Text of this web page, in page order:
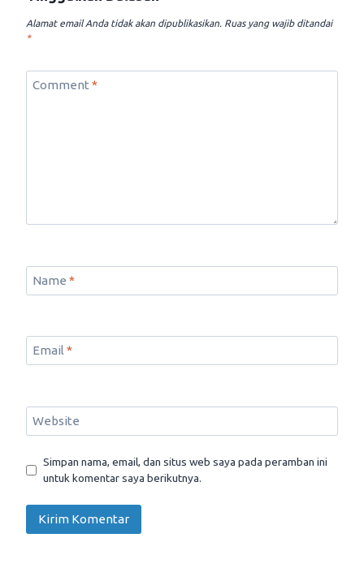
Alamat email Anda tidak akan dipublikasikan. Ruas yang wajib ditandai
*
Comment*
Name *
Email*
Website
Simpan nama, email, dan situs web saya pada peramban ini
untuk komentar saya berikutnya.